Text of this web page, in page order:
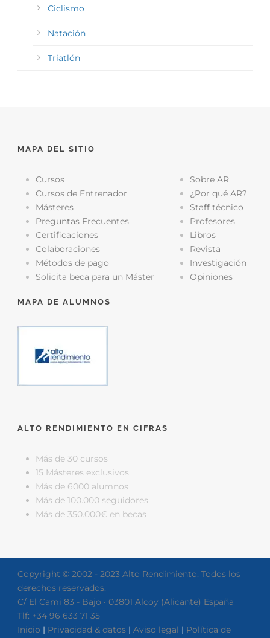
Ciclismo
Natación
Triatlón
MAPA DEL SITIO
Cursos
Cursos de Entrenador
Másteres
Preguntas Frecuentes
Certificaciones
Colaboraciones
Métodos de pago
Solicita beca para un Máster
Sobre AR
¿Por qué AR?
Staff técnico
Profesores
Libros
Revista
Investigación
Opiniones
MAPA DE ALUMNOS
ALTO RENDIMIENTO EN CIFRAS
Más de 30 cursos
15 Másteres exclusivos
Más de 6000 alumnos
Más de 100.000 seguidores
Más de 350.000€ en becas
Copyright © 2002 - 2023 Alto Rendimiento. Todos los
derechos reservados.
C/ El Cami 83 - Bajo · 03801 Alcoy (Alicante) España
Tlf: +34 96 633 71 35
Inicio | Privacidad & datos | Aviso legal | Política de